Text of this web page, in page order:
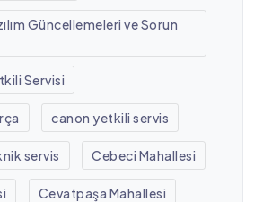
Güncellemeleri ve Sorun
Servisi
canon yetkili servis
servis Cebeci Mahallesi
Cevatpaşa Mahallesi